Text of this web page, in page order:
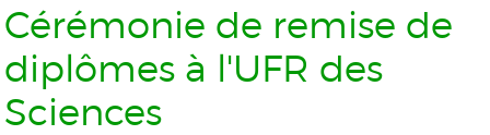
Cérémonie de remise de
diplômes à l'UFR des
Sciences